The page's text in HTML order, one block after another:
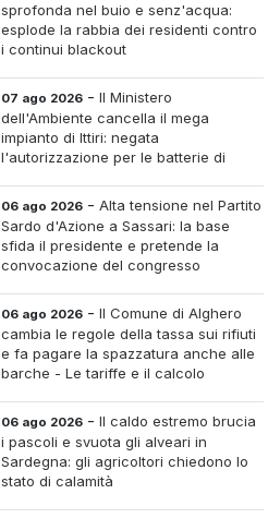
sprofonda nel buio e senz'acqua:
esplode la rabbia dei residenti contro
i continui blackout
07 ago 2026 -Il Ministero
dell'Ambiente cancella il mega
impianto di Ittiri: negata
l'autorizzazione per le batterie di
06 ago 2026 -Alta tensione nel Partito
Sardo d'Azione a Sassari: la base
sfida il presidente e pretende la
convocazione del congresso
06 ago 2026 -Il Comune di Alghero
cambia le regole della tassa sui rifiuti
e fa pagare la spazzatura anche alle
barche - Le tariffe e il calcolo
06 ago 2026 -Il caldo estremo brucia
i pascoli e svuota gli alveari in
Sardegna: gli agricoltori chiedono lo
stato di calamità